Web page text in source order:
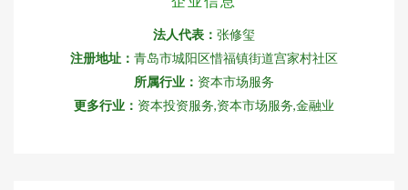
法人代表： 张修玺
注册地址： 青岛市城阳区惜福镇街道宫家村社区
所属行业： 资本市场服务
更多行业： 资本投资服务,资本市场服务,金融业